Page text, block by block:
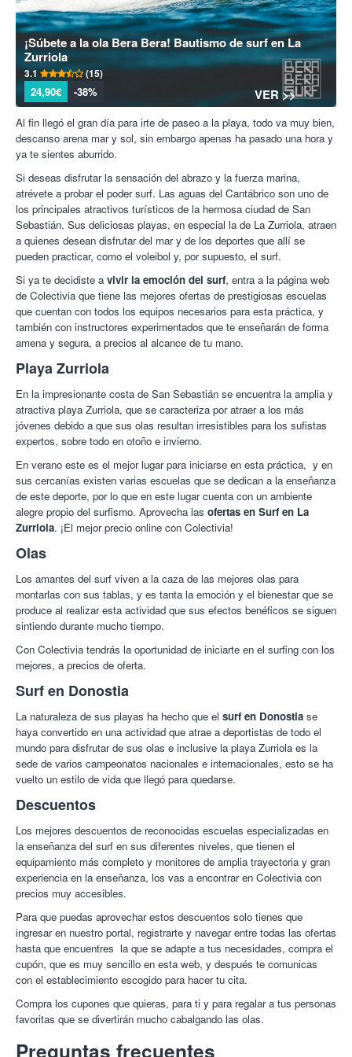
¡Súbete a la ola Bera Bera! Bautismo de surf en La
Zurriola
3.1 (15)
24,90€ -38% VER >>
Al fin llegó el gran día para irte de paseo a la playa, todo va muy bien,
descanso arena mar y sol, sin embargo apenas ha pasado una hora y
ya te sientes aburrido.
Si deseas disfrutar la sensación del abrazo y la fuerza marina,
atrévete a probar el poder surf. Las aguas del Cantábrico son uno de
los principales atractivos turísticos de la hermosa ciudad de San
Sebastián. Sus deliciosas playas, en especial la de La Zurriola, atraen
a quienes desean disfrutar del mar y de los deportes que allí se
pueden practicar, como el voleibol y, por supuesto, el surf.
Si ya te decidiste a vivir la emoción del surf, entra a la página web
de Colectivia que tiene las mejores ofertas de prestigiosas escuelas
que cuentan con todos los equipos necesarios para esta práctica, y
también con instructores experimentados que te enseñarán de forma
amena y segura, a precios al alcance de tu mano.
Playa Zurriola
En la impresionante costa de San Sebastián se encuentra la amplia y
atractiva playa Zurriola, que se caracteriza por atraer a los más
jóvenes debido a que sus olas resultan irresistibles para los sufistas
expertos, sobre todo en otoño e invierno.
En verano este es el mejor lugar para iniciarse en esta práctica, y en
sus cercanías existen varias escuelas que se dedican a la enseñanza
de este deporte, por lo que en este lugar cuenta con un ambiente
alegre propio del surfismo. Aprovecha las ofertas en Surf en La
Zurriola. ¡El mejor precio online con Colectivia!
Olas
Los amantes del surf viven a la caza de las mejores olas para
montarlas con sus tablas, y es tanta la emoción y el bienestar que se
produce al realizar esta actividad que sus efectos benéficos se siguen
sintiendo durante mucho tiempo.
Con Colectivia tendrás la oportunidad de iniciarte en el surfing con los
mejores, a precios de oferta.
Surf en Donostia
La naturaleza de sus playas ha hecho que el surf en Donostia se
haya convertido en una actividad que atrae a deportistas de todo el
mundo para disfrutar de sus olas e inclusive la playa Zurriola es la
sede de varios campeonatos nacionales e internacionales, esto se ha
vuelto un estilo de vida que llegó para quedarse.
Descuentos
Los mejores descuentos de reconocidas escuelas especializadas en
la enseñanza del surf en sus diferentes niveles, que tienen el
equipamiento más completo y monitores de amplia trayectoria y gran
experiencia en la enseñanza, los vas a encontrar en Colectivia con
precios muy accesibles.
Para que puedas aprovechar estos descuentos solo tienes que
ingresar en nuestro portal, registrarte y navegar entre todas las ofertas
hasta que encuentres la que se adapte a tus necesidades, compra el
cupón, que es muy sencillo en esta web, y después te comunicas
con el establecimiento escogido para hacer tu cita.
Compra los cupones que quieras, para ti y para regalar a tus personas
favoritas que se divertirán mucho cabalgando las olas.
Preguntas frecuentes